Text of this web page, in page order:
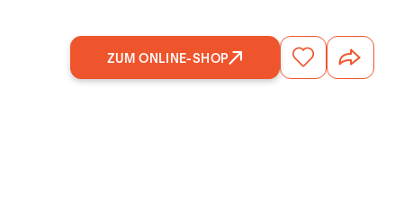
ZUM ONLINE-SHOP